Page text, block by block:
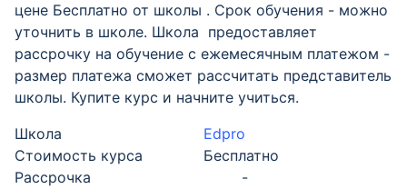
цене Бесплатно от школы . Срок обучения - можно
уточнить в школе. Школа предоставляет
рассрочку на обучение с ежемесячным платежом -
размер платежа сможет рассчитать представитель
школы. Купите курс и начните учиться.
Школа
Edpro
Стоимость курса
Бесплатно
Рассрочка
-